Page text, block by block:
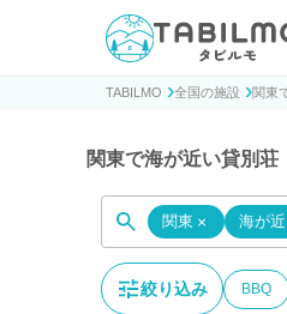
貸別荘コテージ・一棟
TABILMO 全国の施設 関東
関東で海が近い貸別荘
関東 × 海が
絞り込み BBQ